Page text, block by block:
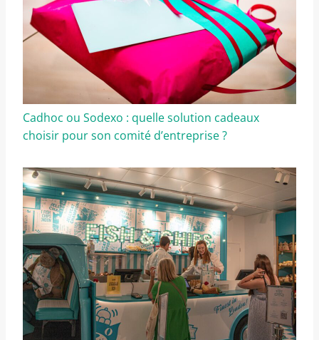
Cadhoc ou Sodexo : quelle solution cadeaux
choisir pour son comité d’entreprise ?